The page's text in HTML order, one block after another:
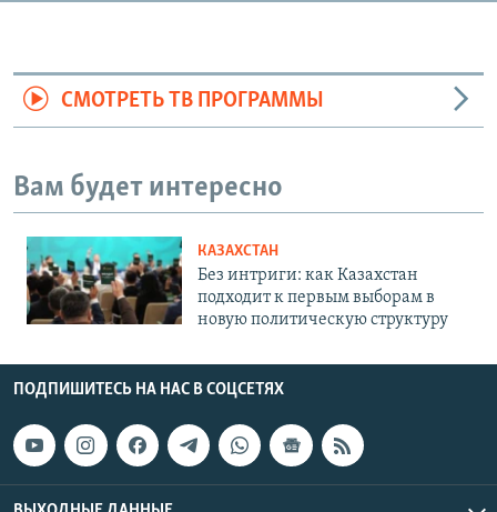
СМОТРЕТЬ ТВ ПРОГРАММЫ
Вам будет интересно
КАЗАХСТАН
Без интриги: как Казахстан
подходит к первым выборам в
новую политическую структуру
ПОДПИШИТЕСЬ НА НАС В СОЦСЕТЯХ